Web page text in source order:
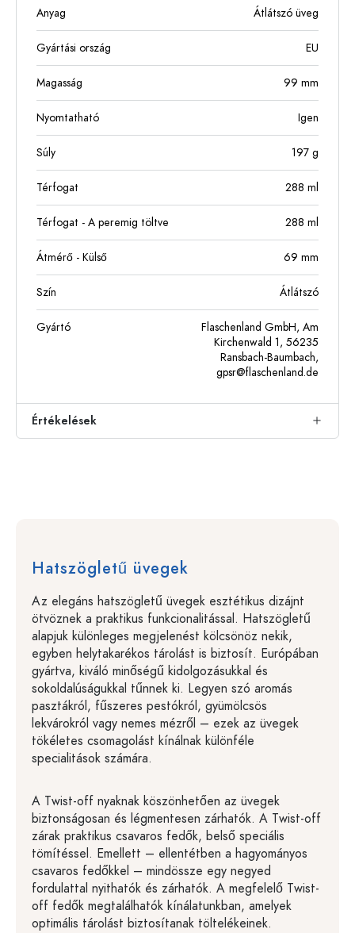
Anyag Átlátszó üveg
Gyártási ország EU
Magasság 99 mm
Nyomtatható Igen
Súly 197 g
Térfogat 288 ml
Térfogat - A peremig töltve 288 ml
Átmérő - Külső 69 mm
Szín Átlátszó
Gyártó
Flaschenland GmbH, Am
Kirchenwald 1, 56235
Ransbach-Baumbach,
gpsr@flaschenland.de
Értékelések
Hatszögletű üvegek
Az elegáns hatszögletű üvegek esztétikus dizájnt
ötvöznek a praktikus funkcionalitással. Hatszögletű
alapjuk különleges megjelenést kölcsönöz nekik,
egyben helytakarékos tárolást is biztosít. Európában
gyártva, kiváló minőségű kidolgozásukkal és
sokoldalúságukkal tűnnek ki. Legyen szó aromás
pasztákról, fűszeres pestókról, gyümölcsös
lekvárokról vagy nemes mézről – ezek az üvegek
tökéletes csomagolást kínálnak különféle
specialitások számára.
A Twist-off nyaknak köszönhetően az üvegek
biztonságosan és légmentesen zárhatók. A Twist-off
zárak praktikus csavaros fedők, belső speciális
tömítéssel. Emellett – ellentétben a hagyományos
csavaros fedőkkel – mindössze egy negyed
fordulattal nyithatók és zárhatók. A megfelelő Twist-
off fedők megtalálhatók kínálatunkban, amelyek
optimális tárolást biztosítanak töltelékeinek.